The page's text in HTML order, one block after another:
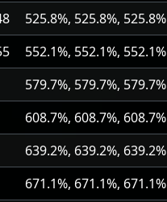
525.8%, 525.8%, 525.8%
552.1%, 552.1%, 552.1%
579.7%, 579.7%, 579.7%
608.7%, 608.7%, 608.7%
639.2%, 639.2%, 639.2%
671.1%, 671.1%, 671.1%